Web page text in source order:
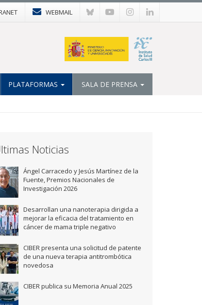
WEBMAIL
PLATAFORMAS SALA DE PRENSA
Noticias
Ángel Carracedo y Jesús Martínez de la
Fuente, Premios Nacionales de
Investigación 2026
Desarrollan una nanoterapia dirigida a
mejorar la eficacia del tratamiento en
cáncer de mama triple negativo
CIBER presenta una solicitud de patente
de una nueva terapia antitrombótica
novedosa
CIBER publica su Memoria Anual 2025